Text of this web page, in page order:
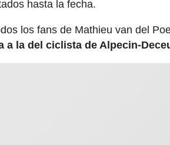
hasta la fecha.
los fans de Mathieu van del
a la del ciclista de Alpecin-